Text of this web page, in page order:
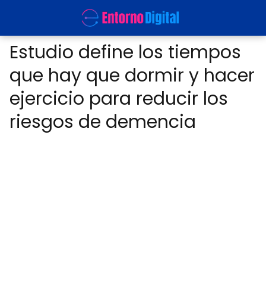
Estudio define los tiempos
que hay que dormir y hacer
ejercicio para reducir los
riesgos de demencia